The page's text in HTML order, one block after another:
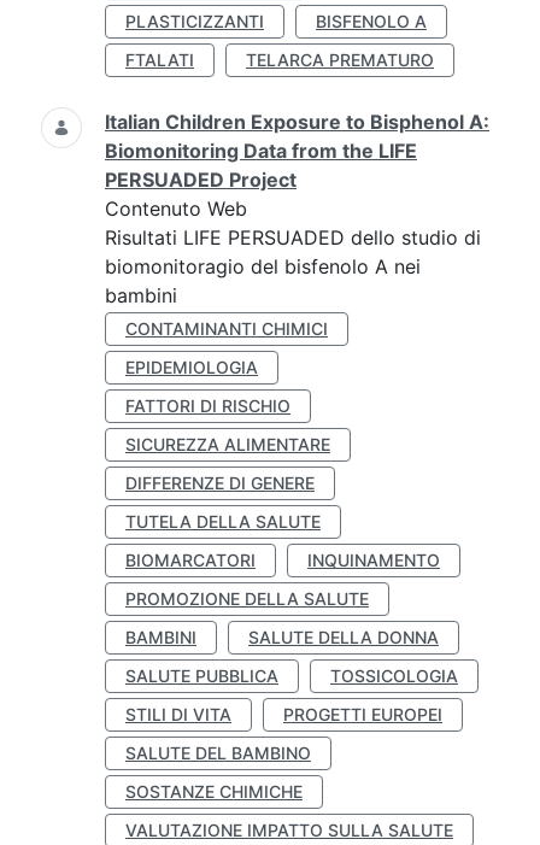
PLASTICIZZANTI
BISFENOLO A
FTALATI
TELARCA PREMATURO
Italian Children Exposure to Bisphenol A:
Biomonitoring Data from the LIFE
PERSUADED Project
Contenuto Web
Risultati LIFE PERSUADED dello studio di
biomonitoragio del bisfenolo A nei
bambini
CONTAMINANTI CHIMICI
EPIDEMIOLOGIA
FATTORI DI RISCHIO
SICUREZZA ALIMENTARE
DIFFERENZE DI GENERE
TUTELA DELLA SALUTE
BIOMARCATORI
INQUINAMENTO
PROMOZIONE DELLA SALUTE
BAMBINI
SALUTE DELLA DONNA
SALUTE PUBBLICA
TOSSICOLOGIA
STILI DI VITA
PROGETTI EUROPEI
SALUTE DEL BAMBINO
SOSTANZE CHIMICHE
VALUTAZIONE IMPATTO SULLA SALUTE